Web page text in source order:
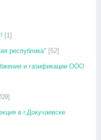
[1]
республика" [52]
и газификации ООО
в г.Докучаевске